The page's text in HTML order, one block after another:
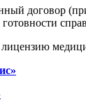
договор